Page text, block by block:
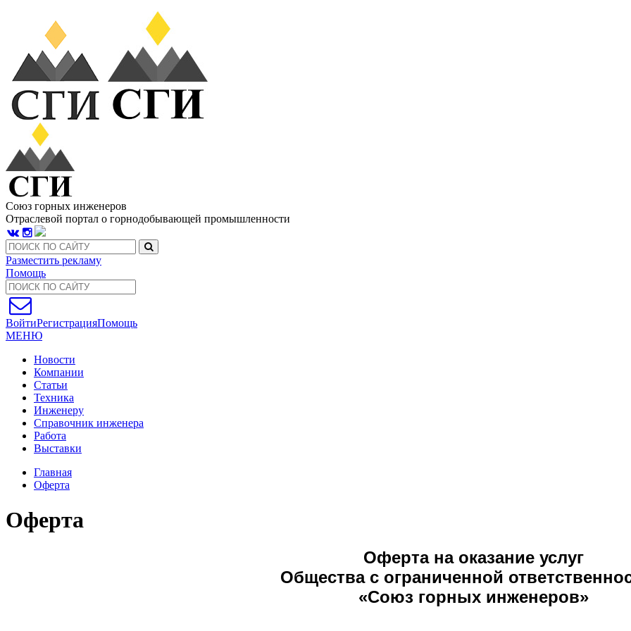
Союз горных инженеров
Отраслевой портал о горнодобывающей промышленности
Разместить рекламу
Помощь
ВойтиРегистрацияПомощь
МЕНЮ
Новости
Компании
Статьи
Техника
Инженеру
Справочник инженера
Работа
Выставки
Главная
Оферта
Оферта
Оферта на оказание услуг
Общества с ограниченной
«Союз горных инженеров»